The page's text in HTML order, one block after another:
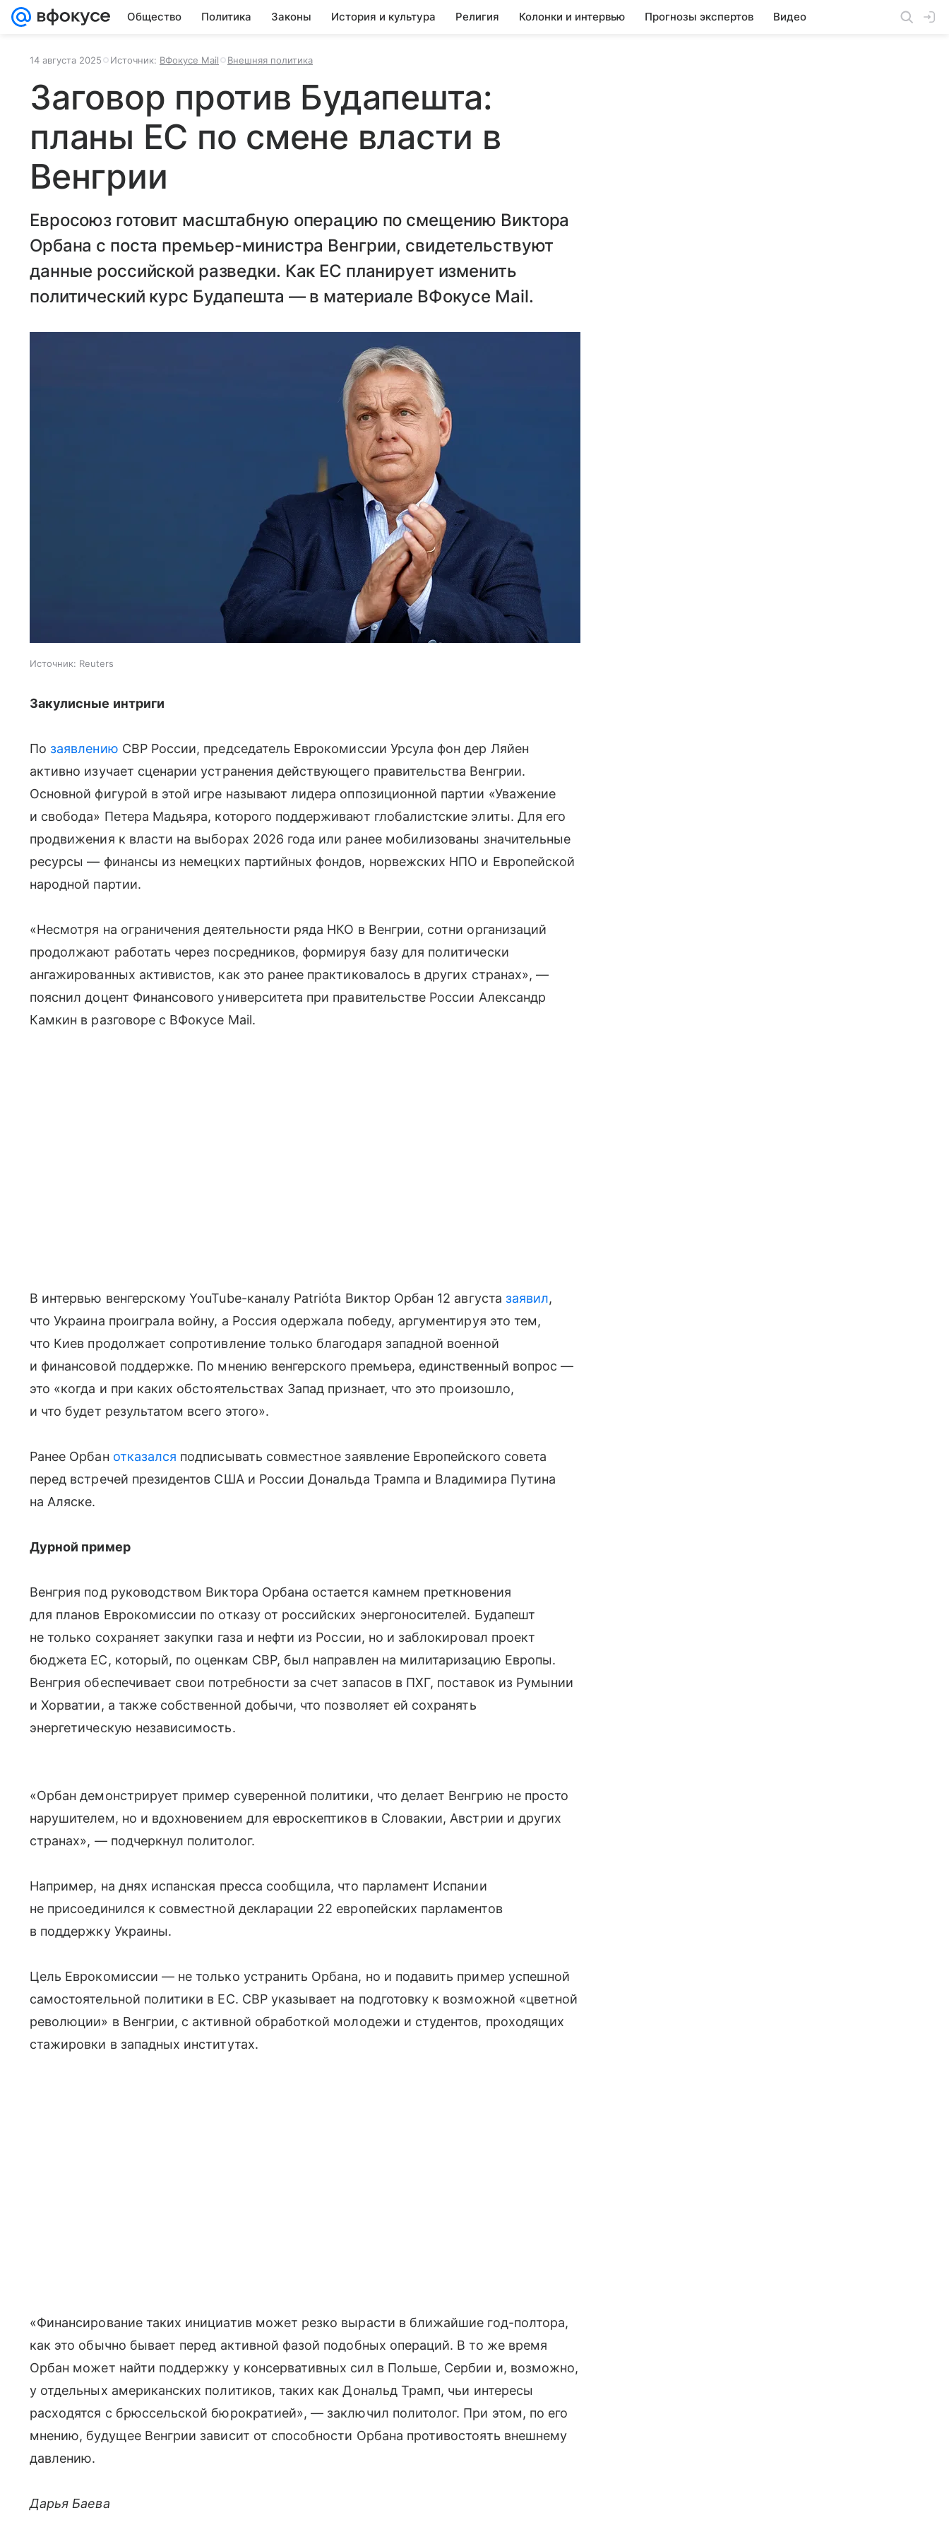
Общество Политика Законы История и культура Религия Колонки и интервью Прогнозы экспертов Видео
14 августа 2025 Источник: ВФокусе Mail Внешняя политика
Заговор против Будапешта:
планы ЕС по смене власти в
Венгрии
Евросоюз готовит масштабную операцию по смещению Виктора
Орбана с поста премьер-министра Венгрии, свидетельствуют
данные российской разведки. Как ЕС планирует изменить
политический курс Будапешта — в материале ВФокусе Mail.
Источник: Reuters
Закулисные интриги
По заявлению СВР России, председатель Еврокомиссии Урсула фон дер Ляйен
активно изучает сценарии устранения действующего правительства Венгрии.
Основной фигурой в этой игре называют лидера оппозиционной партии «Уважение
и свобода» Петера Мадьяра, которого поддерживают глобалистские элиты. Для его
продвижения к власти на выборах 2026 года или ранее мобилизованы значительные
ресурсы — финансы из немецких партийных фондов, норвежских НПО и Европейской
народной партии.
«Несмотря на ограничения деятельности ряда НКО в Венгрии, сотни организаций
продолжают работать через посредников, формируя базу для политически
ангажированных активистов, как это ранее практиковалось в других странах», —
пояснил доцент Финансового университета при правительстве России Александр
Камкин в разговоре с ВФокусе Mail.
В интервью венгерскому YouTube-каналу Patrióta Виктор Орбан 12 августа заявил,
что Украина проиграла войну, а Россия одержала победу, аргументируя это тем,
что Киев продолжает сопротивление только благодаря западной военной
и финансовой поддержке. По мнению венгерского премьера, единственный вопрос —
это «когда и при каких обстоятельствах Запад признает, что это произошло,
и что будет результатом всего этого».
Ранее Орбан отказался подписывать совместное заявление Европейского совета
перед встречей президентов США и России Дональда Трампа и Владимира Путина
на Аляске.
Дурной пример
Венгрия под руководством Виктора Орбана остается камнем преткновения
для планов Еврокомиссии по отказу от российских энергоносителей. Будапешт
не только сохраняет закупки газа и нефти из России, но и заблокировал проект
бюджета ЕС, который, по оценкам СВР, был направлен на милитаризацию Европы.
Венгрия обеспечивает свои потребности за счет запасов в ПХГ, поставок из Румынии
и Хорватии, а также собственной добычи, что позволяет ей сохранять
энергетическую независимость.
«Орбан демонстрирует пример суверенной политики, что делает Венгрию не просто
нарушителем, но и вдохновением для евроскептиков в Словакии, Австрии и других
странах», — подчеркнул политолог.
Например, на днях испанская пресса сообщила, что парламент Испании
не присоединился к совместной декларации 22 европейских парламентов
в поддержку Украины.
Цель Еврокомиссии — не только устранить Орбана, но и подавить пример успешной
самостоятельной политики в ЕС. СВР указывает на подготовку к возможной «цветной
революции» в Венгрии, с активной обработкой молодежи и студентов, проходящих
стажировки в западных институтах.
«Финансирование таких инициатив может резко вырасти в ближайшие год-полтора,
как это обычно бывает перед активной фазой подобных операций. В то же время
Орбан может найти поддержку у консервативных сил в Польше, Сербии и, возможно,
у отдельных американских политиков, таких как Дональд Трамп, чьи интересы
расходятся с брюссельской бюрократией», — заключил политолог. При этом, по его
мнению, будущее Венгрии зависит от способности Орбана противостоять внешнему
давлению.
Дарья Баева